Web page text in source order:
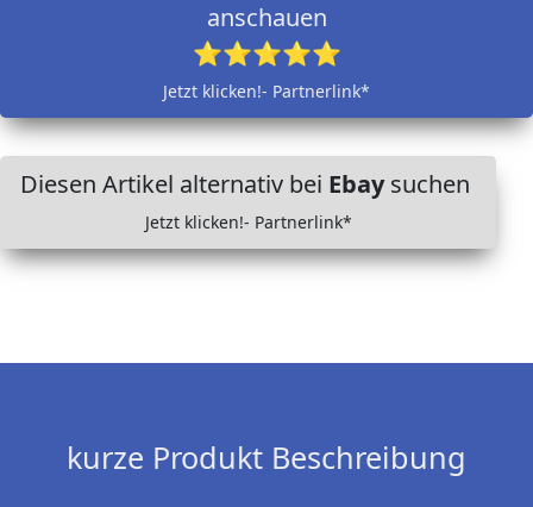
anschauen
⭐⭐⭐⭐⭐
Jetzt klicken!- Partnerlink*
Diesen Artikel alternativ bei Ebaysuchen
Jetzt klicken!- Partnerlink*
kurze Produkt Beschreibung